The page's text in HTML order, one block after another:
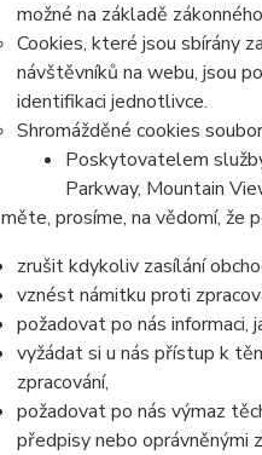
možné na základě
Cookies, které jsou sbírány
návštěvníků na webu, jsou
identifikaci jednotlivce.
Shromážděné cookies
Poskytovatelem
Parkway, Mountain
prosíme, na vědomí, že
zrušit kdykoliv zasílání
vznést námitku proti
požadovat po nás informaci,
vyžádat si u nás přístup k
zpracování,
požadovat po nás výmaz
předpisy nebo oprávněnými